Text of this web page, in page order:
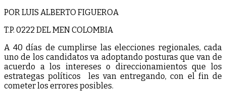
POR LUIS ALBERTO FIGUEROA
T.P. 0222 DEL MEN COLOMBIA
A 40 días de cumplirse las elecciones regionales, cada
uno de los candidatos va adoptando posturas que van de
acuerdo a los intereses o direccionamientos que los
estrategas políticos les van entregando, con el fin de
cometer los errores posibles.